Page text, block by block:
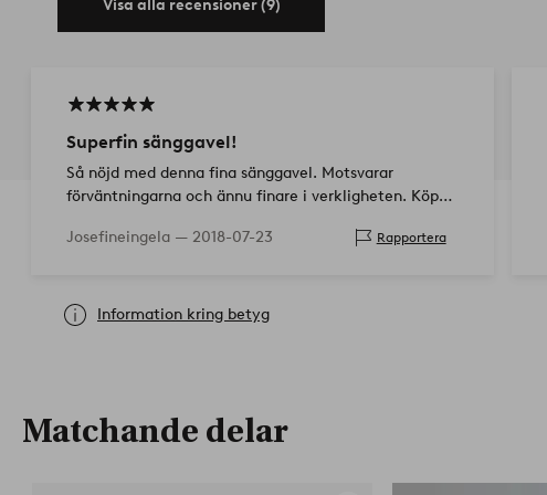
Visa alla recensioner (9)
Superfin sänggavel!
Så nöjd med denna fina sänggavel. Motsvarar
förväntningarna och ännu finare i verkligheten. Köpte
Josefineingela — 2018-07-23 Rapportera
Information kring betyg
Matchande delar